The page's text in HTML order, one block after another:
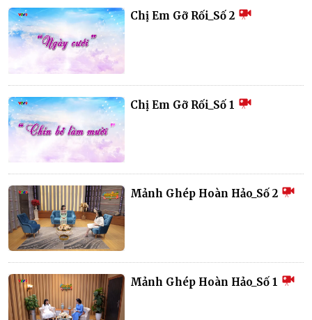
Chị Em Gỡ Rối_Số 2
Chị Em Gỡ Rối_Số 1
Mảnh Ghép Hoàn Hảo_Số 2
Mảnh Ghép Hoàn Hảo_Số 1